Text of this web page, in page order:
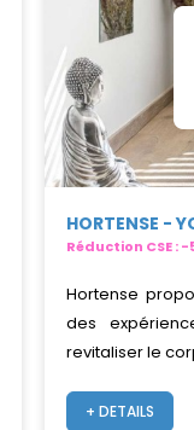
HORTENSE -
Réduction CSE : -
Hortense
des
revitaliser le
+ DETAILS